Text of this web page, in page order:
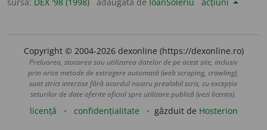
sursa:DEX '98 (1998) adăugată deIoanSoleriu acțiuni
Copyright © 2004-2026 dexonline (https://dexonline.ro)
Preluarea, stocarea sau utilizarea datelor de pe acest site, inclusiv
prin orice metode de extragere automată (web scraping, crawling),
sunt strict interzise fără acordul nostru prealabil scris, cu excepția
seturilor de date oferite oficial spre utilizare publică (vezi licența).
licență confidențialitate găzduit de Hosterion